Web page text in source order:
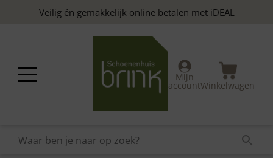
Veilig én gemakkelijk online betalen met iDEAL
Mijn
accountWinkelwagen